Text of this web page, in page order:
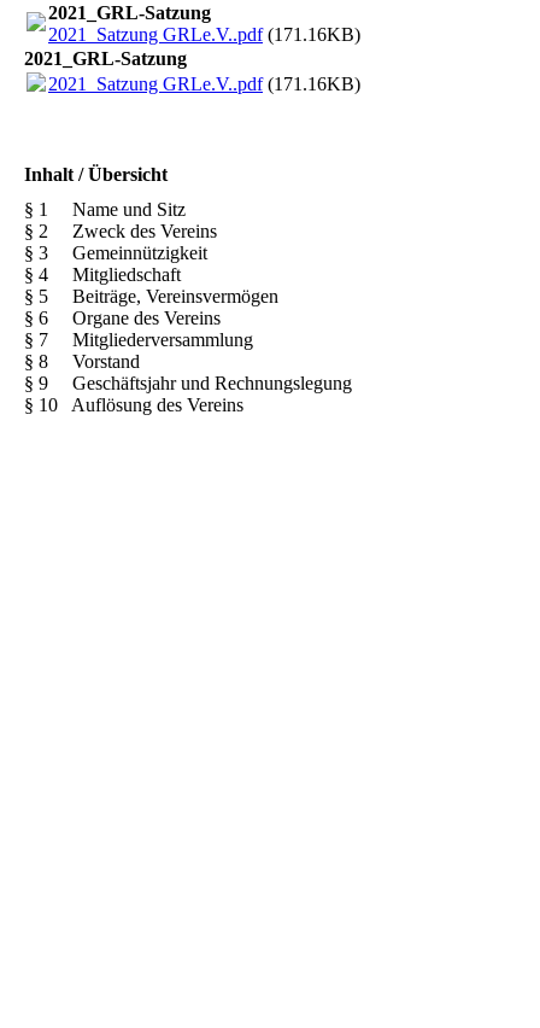
2021_GRL-Satzung
2021_Satzung GRLe.V..pdf(171.16KB)
2021_GRL-Satzung
2021_Satzung GRLe.V..pdf(171.16KB)
Inhalt / Übersicht
§ 1 Name und Sitz
§ 2 Zweck des Vereins
§ 3 Gemeinnützigkeit
§ 4 Mitgliedschaft
§ 5 Beiträge, Vereinsvermögen
§ 6 Organe des Vereins
§ 7 Mitgliederversammlung
§ 8 Vorstand
§ 9 Geschäftsjahr und Rechnungslegung
§ 10 Auflösung des Vereins